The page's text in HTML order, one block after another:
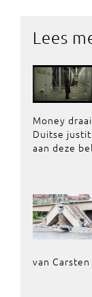
Lees
Money
Duitse
aan deze
van